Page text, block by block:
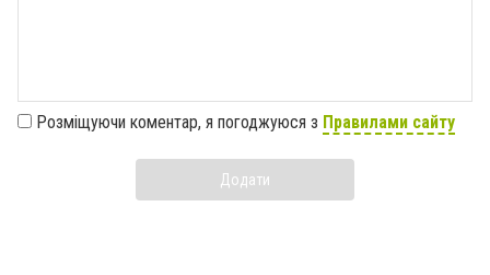
Розміщуючи коментар, я погоджуюся з Правилами сайту
Додати